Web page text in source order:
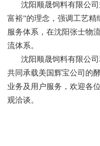
沈阳顺晟饲料有限公
富裕”的理念，强调工艺精
服务体系，在沈阳张士物
流体系。
沈阳顺晟饲料有限公
共同承载美国辉宝公司的
业务及用户服务，欢迎各
观洽谈。